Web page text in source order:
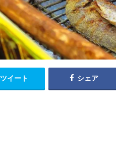
ツイート シェア